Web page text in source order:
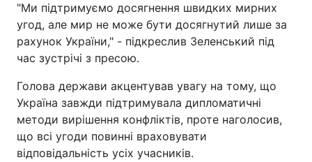
"Ми підтримуємо досягнення швидких мирних
угод, але мир не може бути досягнутий лише за
рахунок України," - підкреслив Зеленський під
час зустрічі з пресою.
Голова держави акцентував увагу на тому, що
Україна завжди підтримувала дипломатичні
методи вирішення конфліктів, проте наголосив,
що всі угоди повинні враховувати
відповідальність усіх учасників.